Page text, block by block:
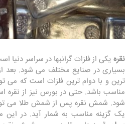
نقره یکی از فلزات گرانبها در سراسر دنیا
بسیاری در صنایع مختلف می شود. بعد
ترین و با دوام ترین فلزات است که می
مناسب باشد. حتی در بورس نیز از نقره
شود. شمش نقره پس از شمش طلا می
یک گزینه مناسب به شمار آید. در این